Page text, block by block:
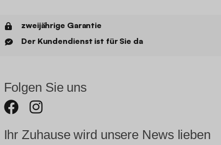
zweijährige Garantie
Der Kundendienst ist für Sie da
Folgen Sie uns
Ihr Zuhause wird unsere News lieben